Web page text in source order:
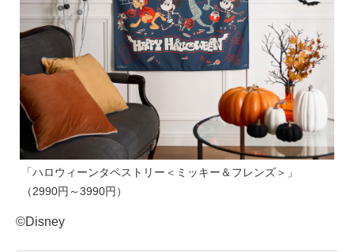
「ハロウィーンタペストリー＜ミッキー＆フレンズ＞」
（2990円～3990円）
©Disney